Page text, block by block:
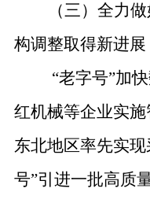
（三）全力
构调整取得新进展
“老字号”加
红机械等企业实
东北地区率先实现
号”引进一批高质